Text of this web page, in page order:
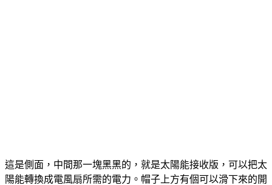
這是側面，中間那一塊黑黑的，就是太陽能接收版，可以把太
陽能轉換成電風扇所需的電力。帽子上方有個可以滑下來的開